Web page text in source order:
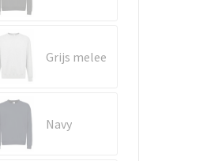
Grijs melee
Navy